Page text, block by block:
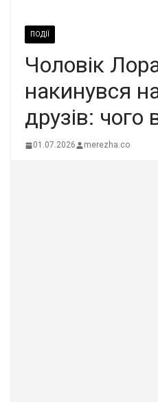
ПОДІЇ
Чоловік
накинувся на
друзів: чого
01.07.2026 merezha.co